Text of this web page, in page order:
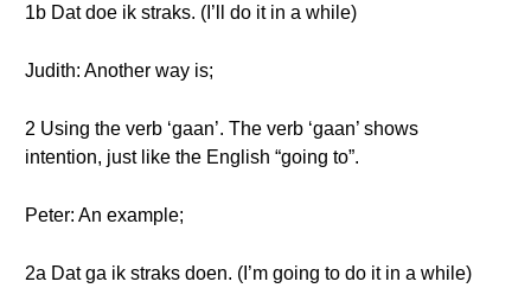
1b Dat doe ik straks. (I’ll do it in a while)
Judith: Another way is;
2 Using the verb ‘gaan’. The verb ‘gaan’ shows
intention, just like the English “going to”.
Peter: An example;
2a Dat ga ik straks doen. (I’m going to do it in a while)